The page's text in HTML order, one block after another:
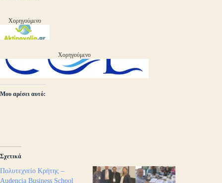
Χορηγούμενο
Χορηγούμενο
Μου αρέσει αυτό:
Σχετικά
Πολυτεχνείο Κρήτης –
Audencia Business School